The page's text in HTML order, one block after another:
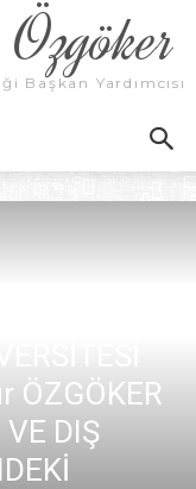
Yardımcısı
ÖZGÖKER
VE DIŞ